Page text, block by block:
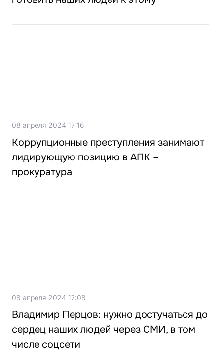
08 апреля 2024 17:16
Коррупционные преступления занимают
лидирующую позицию в АПК –
прокуратура
08 апреля 2024 17:08
Владимир Перцов: нужно достучаться до
сердец наших людей через СМИ, в том
числе соцсети